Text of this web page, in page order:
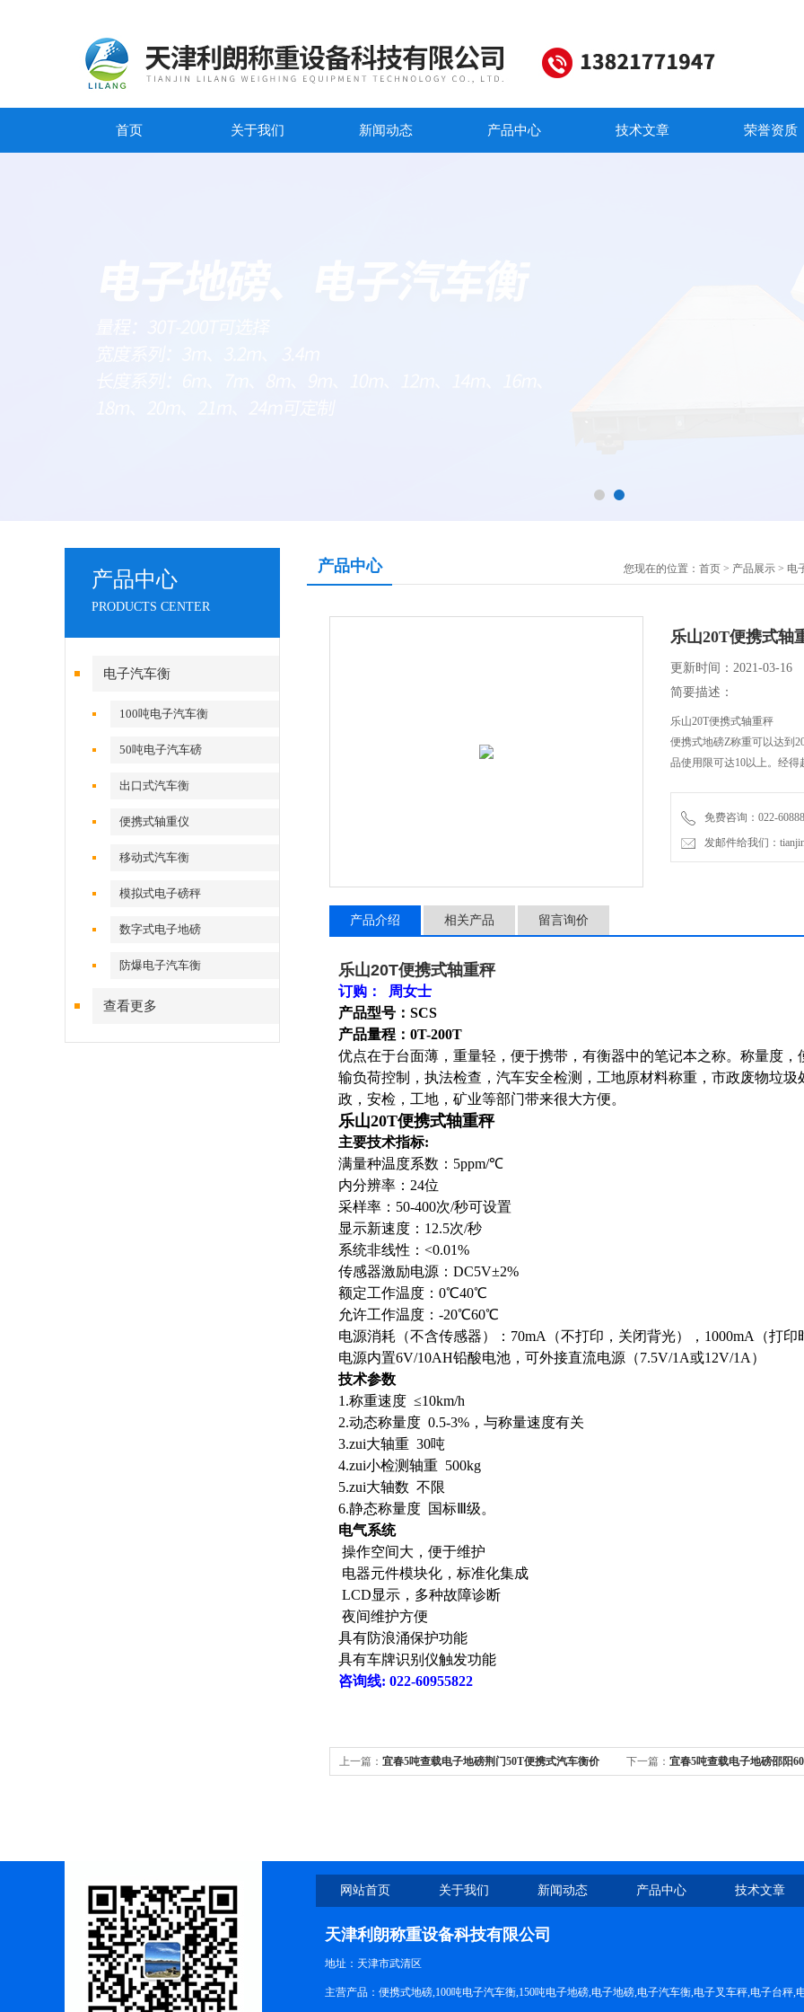
首页 关于我们 新闻动态 产品中心 技术文章 荣誉资质
产品中心
PRODUCTS CENTER
电子汽车衡
100吨电子汽车衡
50吨电子汽车磅
出口式汽车衡
便携式轴重仪
移动式汽车衡
模拟式电子磅秤
数字式电子地磅
防爆电子汽车衡
查看更多
产品中心 您现在的位置： 首页 > 产品展示 > 电
乐山20T便携式轴
更新时间：2021-03-16
简要描述：
乐山20T便携式轴重秤
便携式地磅Z称重可以达到
品使用限可达10以上。经
免费咨询：022-
发邮件给我们：
产品介绍 相关产品 留言询价
乐山20T便携式轴重秤
订购： 周女士
产品型号：SCS
产品量程：0T-200T
优点在于台面薄，重量轻，便于携带，有衡器中的笔记本之称。称量度
输负荷控制，执法检查，汽车安全检测，工地原材料称重，市政废物垃
政，安检，工地，矿业等部门带来很大方便。
乐山20T便携式轴重秤
主要技术指标:
满量种温度系数：5ppm/℃
内分辨率：24位
采样率：50-400次/秒可设置
显示新速度：12.5次/秒
系统非线性：<0.01%
传感器激励电源：DC5V±2%
额定工作温度：0℃40℃
允许工作温度：-20℃60℃
电源消耗（不含传感器）：70mA（不打印，关闭背光），1000mA（打印
电源内置6V/10AH铅酸电池，可外接直流电源（7.5V/1A或12V/1A）
技术参数
1.称重速度 ≤10km/h
2.动态称量度 0.5-3%，与称量速度有关
3.zui大轴重 30吨
4.zui小检测轴重 500kg
5.zui大轴数 不限
6.静态称量度 国标Ⅲ级。
电气系统
操作空间大，便于维护
电器元件模块化，标准化集成
LCD显示，多种故障诊断
夜间维护方便
具有防浪涌保护功能
具有车牌识别仪触发功能
咨询线: 022-60955822
上一篇： 宜春5吨查载电子地磅荆门50T便携式汽车衡价 下一篇： 宜春5吨查载电子地磅邵阳
网站首页 关于我们 新闻动态 产品中心 技术文章
天津利朗称重设备科技有限公司
地址：天津市武清区
主营产品：便携式地磅,100吨电子汽车衡,150吨电子地磅,电子地磅,电子汽车衡,电子叉车秤,电子台秤,